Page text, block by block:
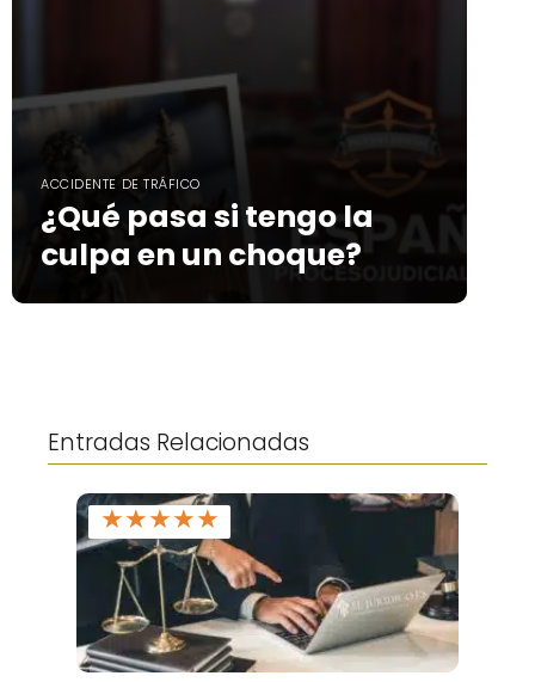
ACCIDENTE DE TRÁFICO
¿Qué pasa si tengo la
culpa en un choque?
Entradas Relacionadas
★★★★★